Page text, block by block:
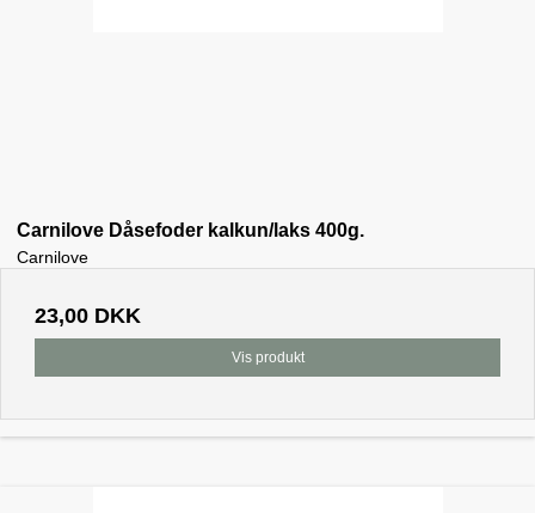
Carnilove Dåsefoder kalkun/laks 400g.
Carnilove
23,00 DKK
Vis produkt